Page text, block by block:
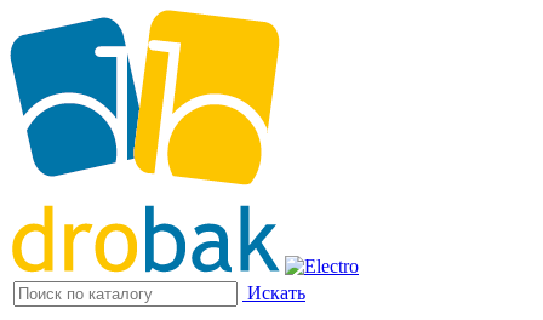
Искать